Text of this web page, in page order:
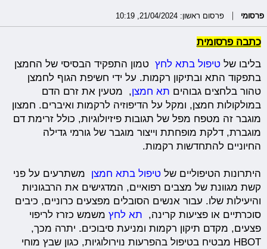
פרסומי פרסום ראשון: 21/04/2024, 10:19
כתבה פרסומית
בליבו שלטיפול בתא לחץ טמון התפקיד הבסיסי של החמצן
בתפקוד התא ובתיקון רקמות. על ידי חשיפת הגוף לחמצן
טהור בלחצים גבוהים תא חמצן, מטעין את זרם הדם
במולקולות חמצן, ומקל על הדיפוזיה לרקמות ואיברים. חמצון
מוגבר זה מטפח מפל של תגובות פיזיולוגיות, כולל זרימת דם
מוגברת, דלקת מופחתת וייצור מוגבר של גורמי גדילה
החיוניים להתחדשות רקמות.
היתרונות הטיפוליים שלטיפול בתא חמצן
משתרעים על פני
קשת מגוונת של מצבים רפואיים, המדגישים את הרבגוניות
והיעילות שלו. עבור אנשים הסובלים מפצעים כרוניים, כיבים
סוכרתיים או פציעות קרינה, תא לחץ משמש כזרז לריפוי
פצעים, מקדם תיקון רקמות ומניעת סיבוכים. יתרה מכך,
HBOT מבטיח בטיפול בהפרעות נוירולוגיות, כגון שבץ מוחי